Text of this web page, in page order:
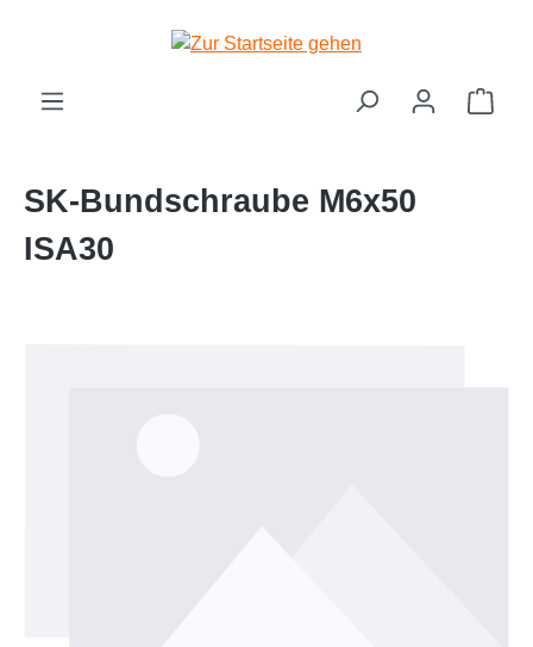
Zum Hauptinhalt springen
SK-Bundschraube M6x50
ISA30